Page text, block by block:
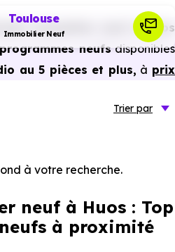
Toulouse
Immobilier Neufimmobilier neuf à Huos
programmes neufs disponibles
au 5 pièces et plus, à prix
TVA réduitedans certains cas,
etc.
Trier par
à votre recherche.
neuf à Huos : Top
à proximité